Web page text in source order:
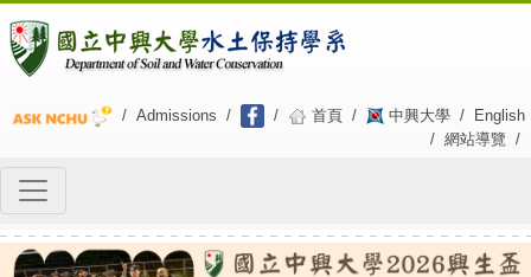
/ Admissions / / 首頁 / 中興大學 /
English
/ 網站導覽 /